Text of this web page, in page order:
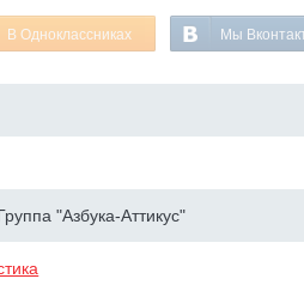
В Одноклассниках Мы
"Азбука-Аттикус"